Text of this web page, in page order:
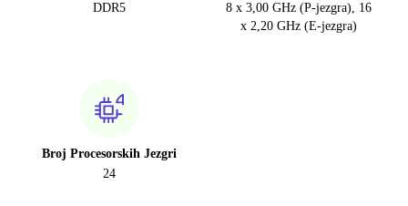
DDR5
8 x 3,00 GHz (P-jezgra), 16
x 2,20 GHz (E-jezgra)
Broj Procesorskih Jezgri
24